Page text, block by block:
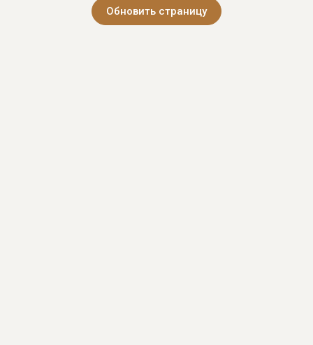
Обновить страницу